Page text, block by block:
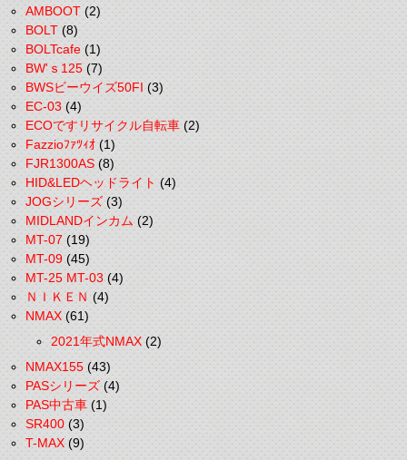
AMBOOT(2)
BOLT(8)
BOLTcafe(1)
BW'ｓ125(7)
BWSビーウイズ50FI(3)
EC-03(4)
ECOですリサイクル自転車(2)
Fazzioﾌｧﾂｨｵ(1)
FJR1300AS(8)
HID&LEDヘッドライト(4)
JOGシリーズ(3)
MIDLANDインカム(2)
MT-07(19)
MT-09(45)
MT-25 MT-03(4)
ＮＩＫＥＮ(4)
NMAX(61)
2021年式NMAX(2)
NMAX155(43)
PASシリーズ(4)
PAS中古車(1)
SR400(3)
T-MAX(9)